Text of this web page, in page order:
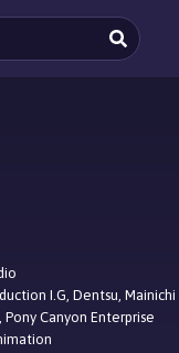
I.G, Dentsu,
Pony Canyon Enterprise